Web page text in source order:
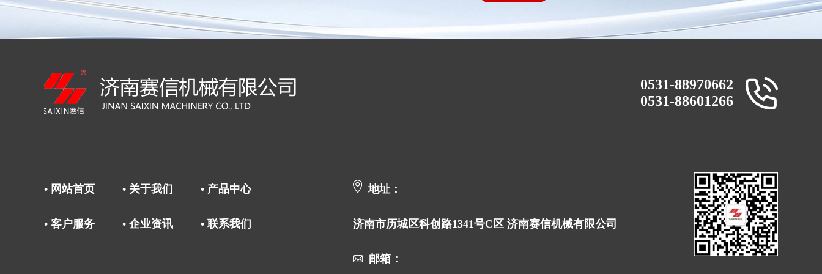
0531-88970662
0531-88601266
• 网站首页 • 关于我们 • 产品中心
• 客户服务 • 企业资讯 • 联系我们
地址：
济南市历城区科创路1341号C区 济南赛信机械有限公司
邮箱：